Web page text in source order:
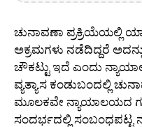
ಚುನಾವಣಾ ಪ್ರಕ್ರಿಯೆಯಲ್ಲಿ
ಅಕ್ರಮಗಳು ನಡೆದಿದ್ದರೆ
ಚೌಕಟ್ಟು ಇದೆ ಎಂದು
ವ್ಯತ್ಯಾಸ ಕಂಡುಬಂದಲ್ಲಿ
ಮೂಲಕವೇ ನ್ಯಾಯಾಲಯದ
ಸಂದರ್ಭದಲ್ಲಿ ಸಂಬಂಧಪಟ್ಟ